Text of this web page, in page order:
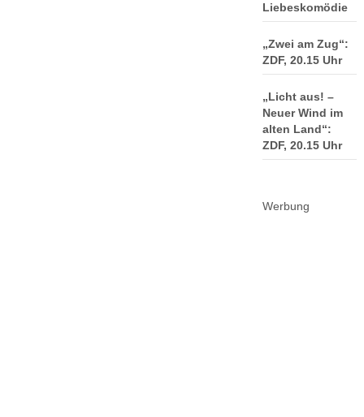
Liebeskomödie
„Zwei am Zug“:
ZDF, 20.15 Uhr
„Licht aus! –
Neuer Wind im
alten Land“:
ZDF, 20.15 Uhr
Werbung